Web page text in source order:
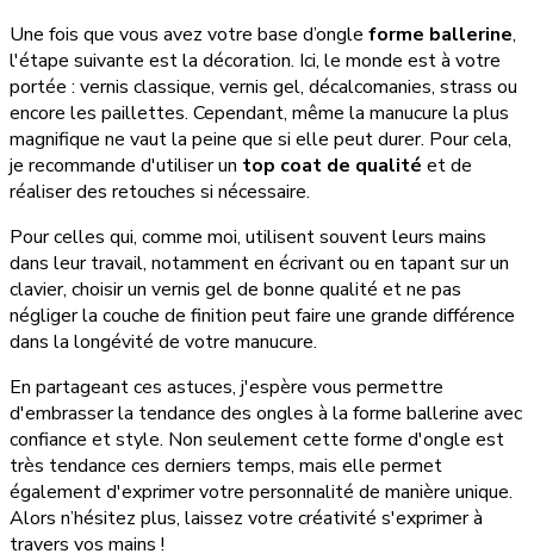
Une fois que vous avez votre base d’ongle forme ballerine,
l'étape suivante est la décoration. Ici, le monde est à votre
portée : vernis classique, vernis gel, décalcomanies, strass ou
encore les paillettes. Cependant, même la manucure la plus
magnifique ne vaut la peine que si elle peut durer. Pour cela,
je recommande d'utiliser un top coat de qualité et de
réaliser des retouches si nécessaire.
Pour celles qui, comme moi, utilisent souvent leurs mains
dans leur travail, notamment en écrivant ou en tapant sur un
clavier, choisir un vernis gel de bonne qualité et ne pas
négliger la couche de finition peut faire une grande différence
dans la longévité de votre manucure.
En partageant ces astuces, j'espère vous permettre
d'embrasser la tendance des ongles à la forme ballerine avec
confiance et style. Non seulement cette forme d'ongle est
très tendance ces derniers temps, mais elle permet
également d'exprimer votre personnalité de manière unique.
Alors n’hésitez plus, laissez votre créativité s'exprimer à
travers vos mains !